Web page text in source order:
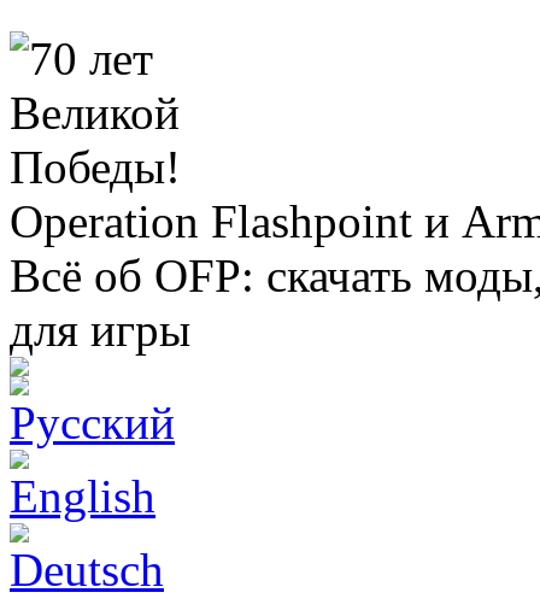
Operation Flashpoint и
Всё об OFP: скачать
для игры